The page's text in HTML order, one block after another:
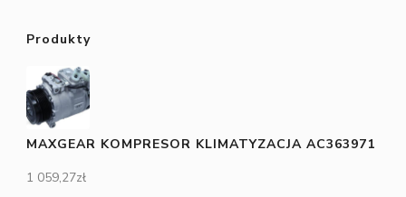
Produkty
MAXGEAR KOMPRESOR KLIMATYZACJA AC363971
1 059,27zł